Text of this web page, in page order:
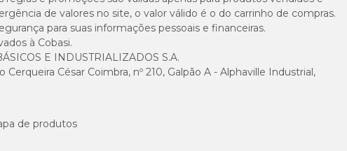
de valores no site, o valor válido é o do carrinho de compras.
para suas informações pessoais e financeiras.
à Cobasi.
E INDUSTRIALIZADOS S.A.
Cerqueira César Coimbra, nº 210, Galpão A - Alphaville Industrial,
de produtos